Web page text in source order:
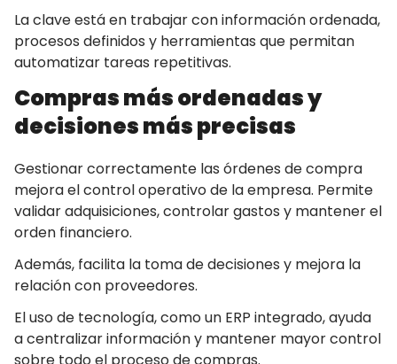
La clave está en trabajar con información ordenada,
procesos definidos y herramientas que permitan
automatizar tareas repetitivas.
Compras más ordenadas y
decisiones más precisas
Gestionar correctamente las órdenes de compra
mejora el control operativo de la empresa. Permite
validar adquisiciones, controlar gastos y mantener el
orden financiero.
Además, facilita la toma de decisiones y mejora la
relación con proveedores.
El uso de tecnología, como un ERP integrado, ayuda
a centralizar información y mantener mayor control
sobre todo el proceso de compras.